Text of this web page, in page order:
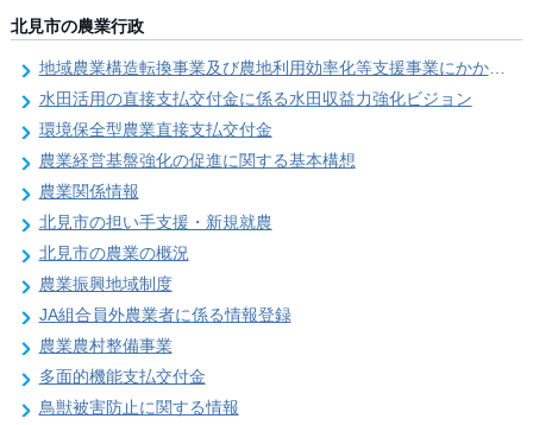
北見市の農業行政
地域農業構造転換事業及び農地利用効率化等支援事業にかかる要望調査
水田活用の直接支払交付金に係る水田収益力強化ビジョン
環境保全型農業直接支払交付金
農業経営基盤強化の促進に関する基本構想
農業関係情報
北見市の担い手支援・新規就農
北見市の農業の概況
農業振興地域制度
JA組合員外農業者に係る情報登録
農業農村整備事業
多面的機能支払交付金
鳥獣被害防止に関する情報